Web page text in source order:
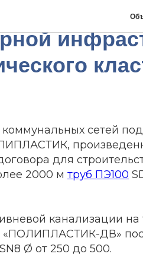
сетей
для
2000 м труб ПЭ100
канализации на
«ПОЛИПЛАСТИК-ДВ»
SN8 Ø от 250 до 500.